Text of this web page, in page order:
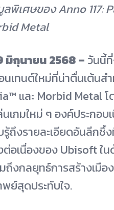
พิเศษของAnno 117:
Metal
มิถุนายน2568 – วันนี้
นเทนต์ใหม่ที่น่าตื่นเต้นส
และ Morbid Metal โ
นเกมใหม่ ๆ องค์ประกอ
รู้ถึงรายละเอียดอันลึกซึ้
อเนื่องของ Ubisoft ใ
ถึงกลยุทธ์การสร้างเมื
ย์สุดประทับใจ.